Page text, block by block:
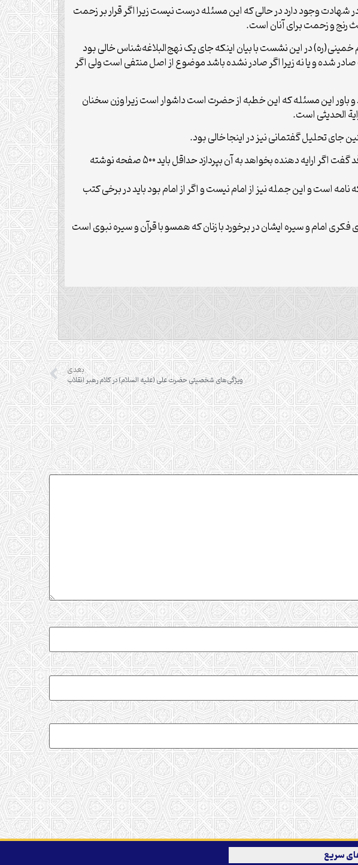
شهادت وجود دارد در حالی که این مسئله درست نیست زیرا اگر قرار بر زحمت
رنج و زحمت برای آنان است.
در این نشست با بیان اینکه جای یک نهج‌البلاغه‌شناس خالی بود
شده و یا نه زیرا اگر صادر نشده باشد موضوع از اصل منتفی است ولی اگر
این مسئله که این خطبه از حضرت است داشوار است زیرا وزن سخنان
الحدیثی است.
تحلیل گفتمانی نیز در اینجا خالی بود.
حسامی بیان کرد: باید میان مواجهه ارزشی و تقسیم کار با این مقوله تفاوت قایل شویم همچنین آنچه ناقد گفت اگر ارایه دهنده بخواهد به آن بپردازد حداقل باید ۵۰۰ صفحه نوشته
است و این جمله نیز از امام نیست و اگر از امام بود باید در برخی کتب
امام و سیره ایشان در برخورد با زنان که همسو با قرآن و سیره نبوی است
بعدی
ویژگی‌های شخصیتی حضرت‌ علی (علیه السلام) در کلام رهبر انقلاب
سریع